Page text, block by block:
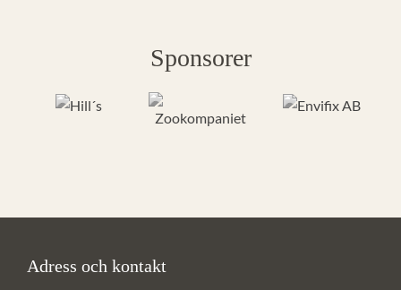
Sponsorer
Adress och kontakt